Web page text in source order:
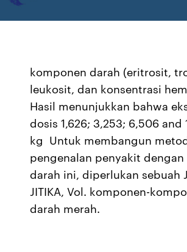
komponen darah (eritrosit,
leukosit, dan konsentrasi
Hasil menunjukkan bahwa
dosis 1,626; 3,253; 6,506 and
kg Untuk membangun
pengenalan penyakit
darah ini, diperlukan sebuah
JITIKA, Vol. komponen-
darah merah.